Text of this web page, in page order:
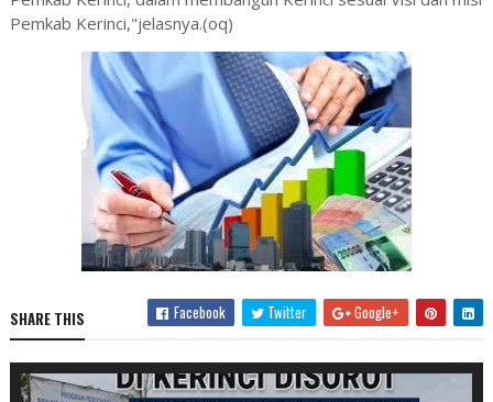
Pemkab Kerinci,"jelasnya.(oq)
SHARE THIS Facebook Twitter Google+